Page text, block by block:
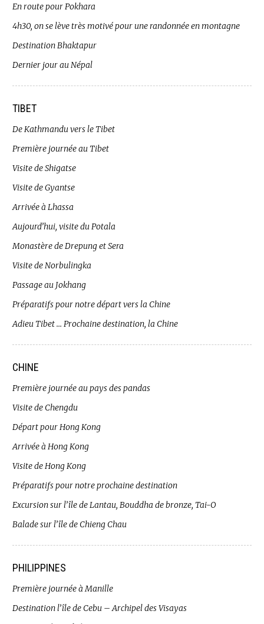
En route pour Pokhara
4h30, on se lève très motivé pour une randonnée en montagne
Destination Bhaktapur
Dernier jour au Népal
TIBET
De Kathmandu vers le Tibet
Première journée au Tibet
Visite de Shigatse
Visite de Gyantse
Arrivée à Lhassa
Aujourd’hui, visite du Potala
Monastère de Drepung et Sera
Visite de Norbulingka
Passage au Jokhang
Préparatifs pour notre départ vers la Chine
Adieu Tibet … Prochaine destination, la Chine
CHINE
Première journée au pays des pandas
Visite de Chengdu
Départ pour Hong Kong
Arrivée à Hong Kong
Visite de Hong Kong
Préparatifs pour notre prochaine destination
Excursion sur l’île de Lantau, Bouddha de bronze, Tai-O
Balade sur l’île de Chieng Chau
PHILIPPINES
Première journée à Manille
Destination l’île de Cebu – Archipel des Visayas